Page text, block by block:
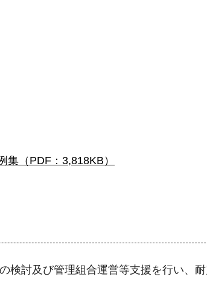
（PDF：3,818KB）
検討及び管理組合運営等支援を行い、